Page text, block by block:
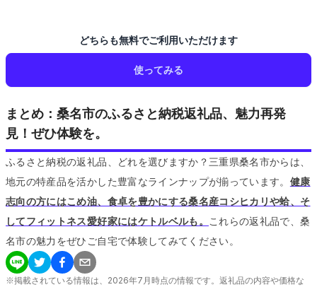
どちらも無料でご利用いただけます
使ってみる
まとめ：桑名市のふるさと納税返礼品、魅力再発
見！ぜひ体験を。
ふるさと納税の返礼品、どれを選びますか？三重県桑名市からは、
地元の特産品を活かした豊富なラインナップが揃っています。 健康
志向の方にはこめ油、食卓を豊かにする桑名産コシヒカリや蛤、そ
してフィットネス愛好家にはケトルベルも。
これらの返礼品で、桑
名市の魅力をぜひご自宅で体験してみてください。
※掲載されている情報は、 2026年7 月時点の情報です。返礼品の内容や価格な